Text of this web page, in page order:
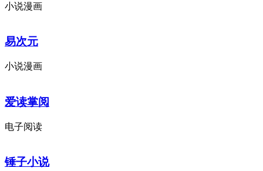
小说漫画
易次元
小说漫画
爱读掌阅
电子阅读
锤子小说